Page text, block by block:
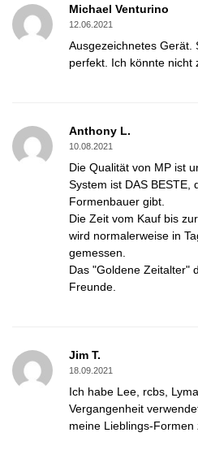
Michael Venturino
12.06.2021
Ausgezeichnetes Gerät.
perfekt. Ich könnte nicht
Anthony L.
10.08.2021
Die Qualität von MP ist
System ist DAS BESTE,
Formenbauer gibt.
Die Zeit vom Kauf bis
wird normalerweise in
gemessen.
Das "Goldene Zeitalter"
Freunde.
Jim T.
18.09.2021
Ich habe Lee, rcbs,
Vergangenheit
meine Lieblings-Formen